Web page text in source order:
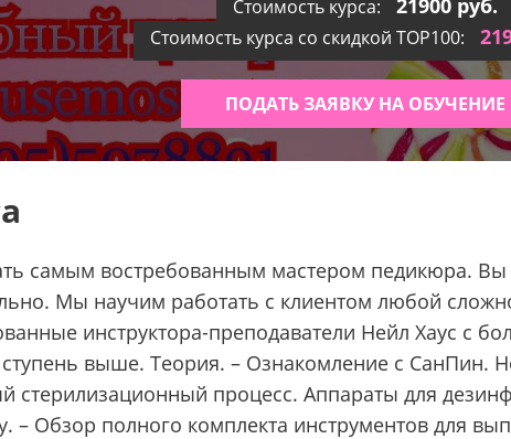
Стоимость курса: 21900 руб.
Стоимость курса со скидкой TOP100:
ПОДАТЬ ЗАЯВКУ НА ОБУЧЕНИЕ
самым востребованным мастером педикюра.
Мы научим работать с клиентом любой
инструктора-преподаватели Нейл Хаус с
выше. Теория. – Ознакомление с СанПин.
стерилизационный процесс. Аппараты для
– Обзор полного комплекта инструментов для